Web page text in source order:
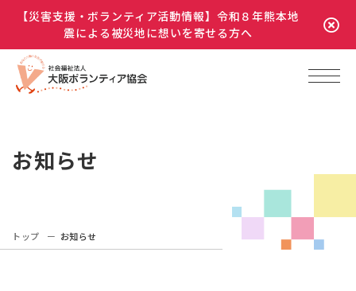
【災害支援・ボランティア活動情報】令和８年熊本地
震による被災地に想いを寄せる方へ
お知らせ
トップ お知らせ